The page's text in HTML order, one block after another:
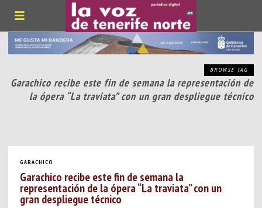
BROWSE TAG
Garachico recibe este fin de semana la representación de
la ópera “La traviata” con un gran despliegue técnico
GARACHICO
Garachico recibe este fin de semana la
representación de la ópera “La traviata” con un
gran despliegue técnico